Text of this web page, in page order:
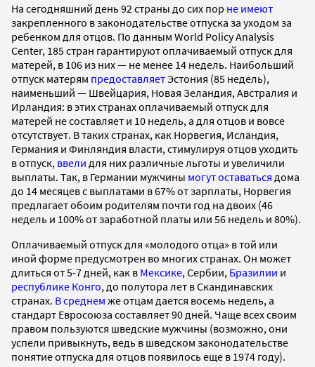
На сегодняшний день 92 страны до сих пор не имеют
закрепленного в законодательстве отпуска за уходом за
ребенком для отцов. По данным World Policy Analysis
Center, 185 стран гарантируют оплачиваемый отпуск для
матерей, в 106 из них — не менее 14 недель. Наибольший
отпуск матерям предоставляетЭстония (85 недель),
наименьший — Швейцария, Новая Зеландия, Австралия и
Ирландия: в этих странах оплачиваемый отпуск для
матерей не составляет и 10 недель, а для отцов и вовсе
отсутствует. В таких странах, как Норвегия, Исландия,
Германия и Финляндия власти, стимулируя отцов уходить
в отпуск, ввели для них различные льготы и увеличили
выплаты. Так, в Германии мужчины могут оставаться дома
до 14 месяцев с выплатами в 67% от зарплаты, Норвегия
предлагает обоим родителям почти год на двоих (46
недель и 100% от заработной платы или 56 недель и 80%).
Оплачиваемый отпуск для «молодого отца» в той или
иной форме предусмотрен во многих странах. Он может
длиться от 5-7 дней, как в Мексике, Сербии, Бразилии и
республике Конго, до полутора лет в Скандинавских
странах. В среднем же отцам дается восемь недель, а
стандарт Евросоюза составляет 90 дней. Чаще всех своим
правом пользуются шведские мужчины (возможно, они
успели привыкнуть, ведь в шведском законодательстве
понятие отпуска для отцов появилось еще в 1974 году).